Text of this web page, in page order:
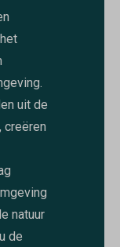
uit de
creëren
natuur
de